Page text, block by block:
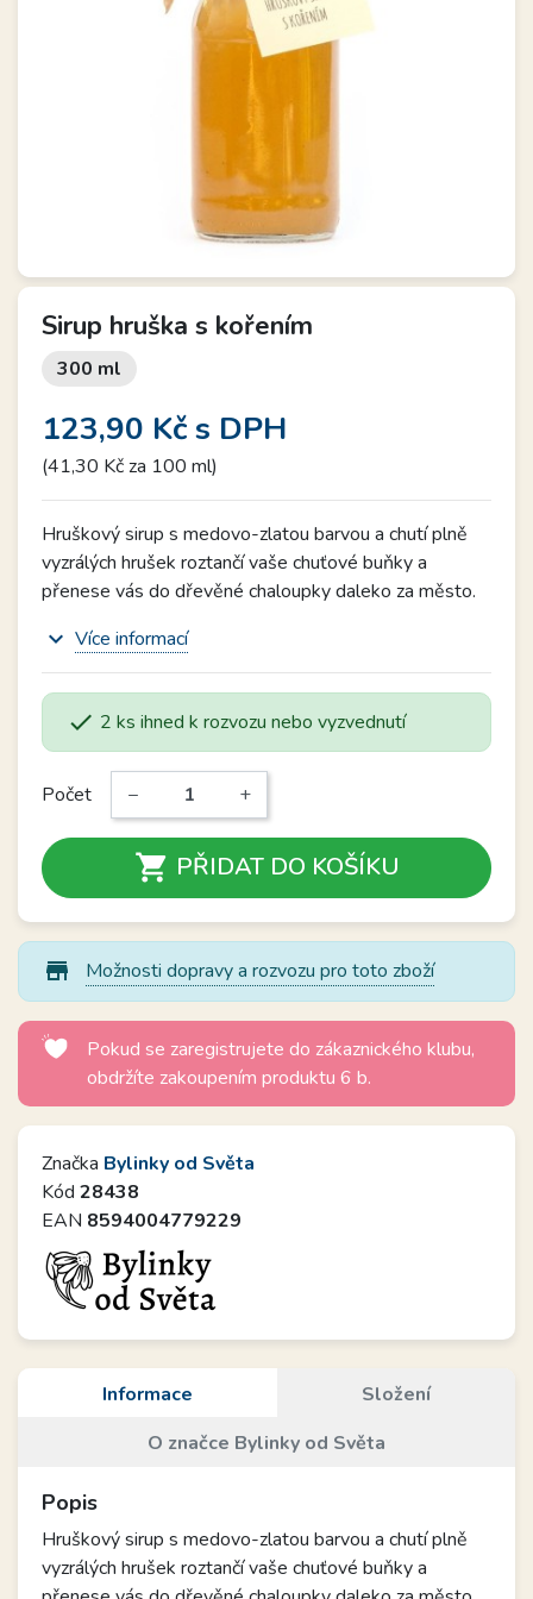
Sirup hruška s kořením
300 ml
123,90 Kčs DPH
(41,30 Kč za 100 ml)
Hruškový sirup s medovo-zlatou barvou a chutí plně
vyzrálých hrušek roztančí vaše chuťové buňky a
přenese vás do dřevěné chaloupky daleko za město.
expand_more Více informací
 2 ks ihned k rozvozu nebo vyzvednutí
Počet − +
 PŘIDAT DO KOŠÍKU
store_mall_directory Možnosti dopravy a rozvozu pro toto zboží
Pokud se zaregistrujete do zákaznického klubu,
obdržíte zakoupením produktu 6 b.
Značka Bylinky od Světa
Kód 28438
EAN 8594004779229
Informace
Složení
O značce Bylinky od Světa
Popis
Hruškový sirup s medovo-zlatou barvou a chutí plně
vyzrálých hrušek roztančí vaše chuťové buňky a